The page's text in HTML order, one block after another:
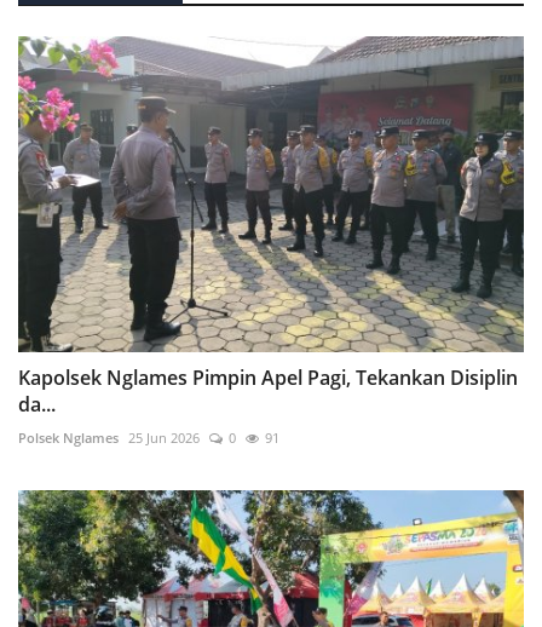
Kapolsek Nglames Pimpin Apel Pagi, Tekankan Disiplin
da...
Polsek Nglames 25 Jun 2026 0 91